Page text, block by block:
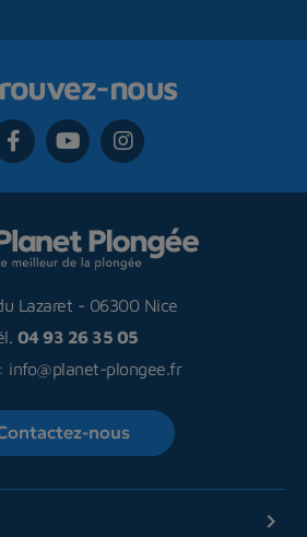
nous
Lazaret - 06300 Nice
04 93 26 35 05
info@planet-plongee.fr
nous
